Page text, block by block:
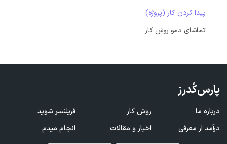
پیدا کردن کار (پروژه)
تماشای دمو روش کار
پارس‌کُدرز
درباره ما روش کار
فریلنسر شوید
درآمد از معرفی
اخبار و مقالات انجام میدم